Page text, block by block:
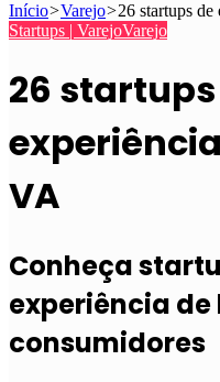
Início>Varejo>26 startups
Startups | VarejoVarejo
26
VA
Conheça
experiência de
consumidores